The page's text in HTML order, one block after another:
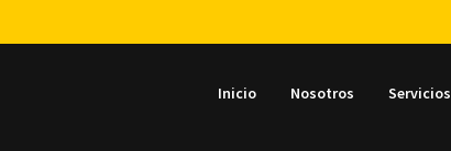
Inicio Nosotros Servicios